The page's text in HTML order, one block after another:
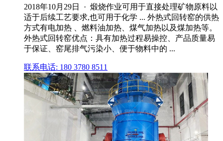
2018年10月29日 · 煅烧作业可用于直接处理矿物原料以
适于后续工艺要求,也可用于化学 ... 外热式回转窑的供热
方式有电加热 、燃料油加热、煤气加热以及煤加热等。
外热式回转窑优点：具有加热过程易操控、产品质量易
于保证、窑尾排气污染小、便于物料中的 ...
联系电话: 180 3780 8511